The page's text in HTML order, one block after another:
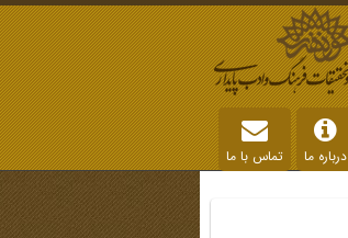
درباره ما تماس با ما